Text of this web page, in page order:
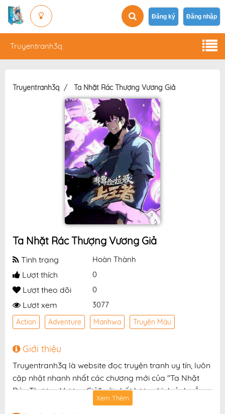
Đăng ký Đăng nhập
Truyentranh3q
Truyentranh3q Ta Nhặt Rác Thượng Vương Giả
Ta Nhặt Rác Thượng Vương Giả
Tình trạng Hoàn Thành
Lượt thích 0
Lượt theo dõi 0
Lượt xem 3077
Action Adventure Manhwa Truyện Màu
Giới thiệu
Truyentranh3q là website đọc truyện tranh uy tín, luôn
cập nhật nhanh nhất các chương mới của "Ta Nhặt
Rác Thượng Vương Giả" với chất lượng hình ảnh sắc
nét, bản dịch chuẩn và giao diện thân thiện, mang đến
Xem Thêm